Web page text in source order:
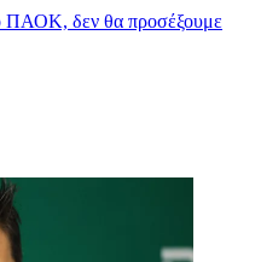
ΠΑΟΚ, δεν θα προσέξουμε